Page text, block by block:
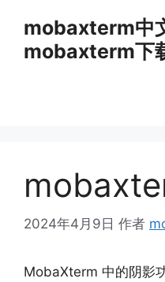
mobaxterm中
mobaxterm下
2024年4月9日 作者
MobaXterm 中的阴影